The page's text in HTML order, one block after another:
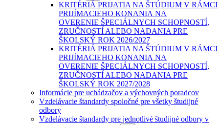
KRITÉRIÁ PRIJATIA NA ŠTÚDIUM V RÁMCI
PRIJÍMACIEHO KONANIA NA
OVERENIE ŠPECIÁLNYCH SCHOPNOSTÍ,
ZRUČNOSTÍ ALEBO NADANIA PRE
ŠKOLSKÝ ROK 2026/2027
KRITÉRIÁ PRIJATIA NA ŠTÚDIUM V RÁMCI
PRIJÍMACIEHO KONANIA NA
OVERENIE ŠPECIÁLNYCH SCHOPNOSTÍ,
ZRUČNOSTÍ ALEBO NADANIA PRE
ŠKOLSKÝ ROK 2027/2028
Informácie pre uchádzačov a výchovných poradcov
Vzdelávacie štandardy spoločné pre všetky študijné
odbory
Vzdelávacie štandardy pre jednotlivé študijné odbory v